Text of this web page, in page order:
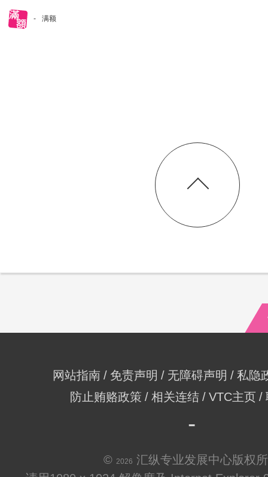
满额
网站指南 免责声明 无障碍声明
私隐
防止贿赂政策
相关连结 VTC主页
© 2026 汇纵专业发展中心版权